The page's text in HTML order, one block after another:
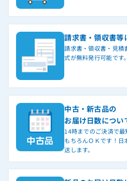
請求書・領収書等
請求書・領収書・見積
式が無料発行可能です。
中古・新古品の
お届け日数につい
14時までのご決済で
もちろんＯＫです！日
送します。